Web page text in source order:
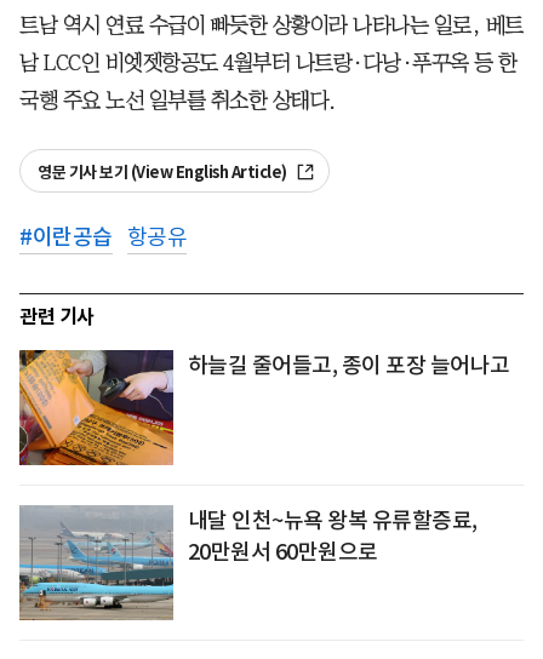
트남 역시 연료 수급이 빠듯한 상황이라 나타나는 일로, 베트
남 LCC인 비엣젯항공도 4월부터 나트랑·다낭·푸꾸옥 등 한
국행 주요 노선 일부를 취소한 상태다.
영문 기사 보기 (View English Article)
#이란공습 항공유
관련 기사
하늘길 줄어들고, 종이 포장 늘어나고
내달 인천~뉴욕 왕복 유류할증료,
20만원서 60만원으로